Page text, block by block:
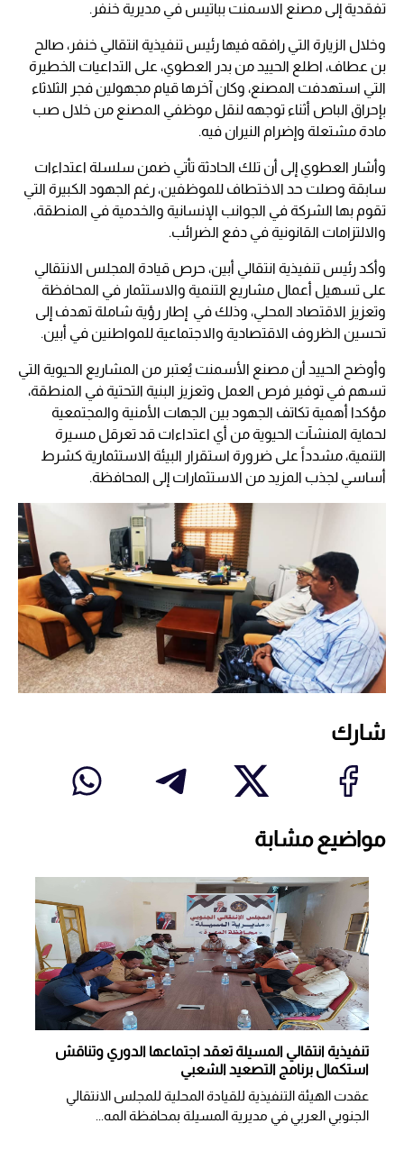
تفقدية إلى مصنع الاسمنت بباتيس في مديرية خنفر.
وخلال الزيارة التي رافقه فيها رئيس تنفيذية انتقالي خنفر، صالح
بن عطاف، اطلع الحييد من بدر العطوي، على التداعيات الخطيرة
التي استهدفت المصنع، وكان آخرها قيام مجهولين فجر الثلاثاء
بإحراق الباص أثناء توجهه لنقل موظفي المصنع من خلال صب
مادة مشتعلة وإضرام النيران فيه.
وأشار العطوي إلى أن تلك الحادثة تأتي ضمن سلسلة اعتداءات
سابقة وصلت حد الاختطاف للموظفين، رغم الجهود الكبيرة التي
تقوم بها الشركة في الجوانب الإنسانية والخدمية في المنطقة،
والالتزامات القانونية في دفع الضرائب.
وأكد رئيس تنفيذية انتقالي أبين، حرص قيادة المجلس الانتقالي
على تسهيل أعمال مشاريع التنمية والاستثمار في المحافظة
وتعزيز الاقتصاد المحلي، وذلك في إطار رؤية شاملة تهدف إلى
تحسين الظروف الاقتصادية والاجتماعية للمواطنين في أبين.
وأوضح الحييد أن مصنع الأسمنت يُعتبر من المشاريع الحيوية التي
تسهم في توفير فرص العمل وتعزيز البنية التحتية في المنطقة،
مؤكدا أهمية تكاتف الجهود بين الجهات الأمنية والمجتمعية
لحماية المنشآت الحيوية من أي اعتداءات قد تعرقل مسيرة
التنمية، مشدداً على ضرورة استقرار البيئة الاستثمارية كشرط
أساسي لجذب المزيد من الاستثمارات إلى المحافظة.
شارك
مواضيع مشابة
تنفيذية انتقالي المسيلة تعقد اجتماعها الدوري وتناقش
استكمال برنامج التصعيد الشعبي
عقدت الهيئة التنفيذية للقيادة المحلية للمجلس الانتقالي
الجنوبي العربي في مديرية المسيلة بمحافظة المه...